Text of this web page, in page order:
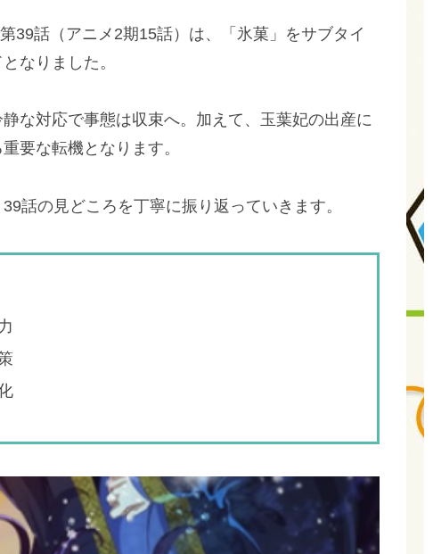
39話（アニメ2期15話）は、「氷菓」をサブタイ
なりました。
な対応で事態は収束へ。加えて、玉葉妃の出産に
要な転機となります。
話の見どころを丁寧に振り返っていきます。